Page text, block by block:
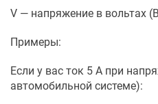
V — напряжение в вольтах
Примеры:
Если у вас ток 5 А при
автомобильной системе):